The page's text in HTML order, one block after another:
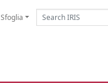
Sfoglia